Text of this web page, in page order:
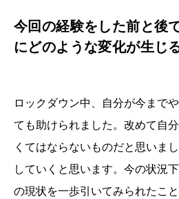
今回の経験をした前と後
にどのような変化が生じ
ロックダウン中、自分が今まで
ても助けられました。改めて自
くてはならないものだと思いま
していくと思います。今の状況
の現状を一歩引いてみられたこ